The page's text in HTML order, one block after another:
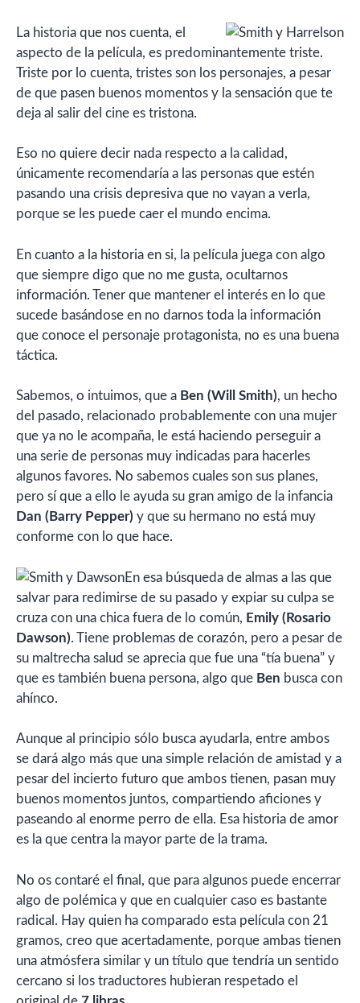
La historia que nos cuenta, el
aspecto de la película, es predominantemente triste.
Triste por lo cuenta, tristes son los personajes, a pesar
de que pasen buenos momentos y la sensación que te
deja al salir del cine es tristona.
Eso no quiere decir nada respecto a la calidad,
únicamente recomendaría a las personas que estén
pasando una crisis depresiva que no vayan a verla,
porque se les puede caer el mundo encima.
En cuanto a la historia en si, la película juega con algo
que siempre digo que no me gusta, ocultarnos
información. Tener que mantener el interés en lo que
sucede basándose en no darnos toda la información
que conoce el personaje protagonista, no es una buena
táctica.
Sabemos, o intuimos, que a Ben (Will Smith), un hecho
del pasado, relacionado probablemente con una mujer
que ya no le acompaña, le está haciendo perseguir a
una serie de personas muy indicadas para hacerles
algunos favores. No sabemos cuales son sus planes,
pero sí que a ello le ayuda su gran amigo de la infancia
Dan (Barry Pepper) y que su hermano no está muy
conforme con lo que hace.
En esa búsqueda de almas a las que
salvar para redimirse de su pasado y expiar su culpa se
cruza con una chica fuera de lo común, Emily (Rosario
Dawson). Tiene problemas de corazón, pero a pesar de
su maltrecha salud se aprecia que fue una “tía buena” y
que es también buena persona, algo que Ben busca con
ahínco.
Aunque al principio sólo busca ayudarla, entre ambos
se dará algo más que una simple relación de amistad y a
pesar del incierto futuro que ambos tienen, pasan muy
buenos momentos juntos, compartiendo aficiones y
paseando al enorme perro de ella. Esa historia de amor
es la que centra la mayor parte de la trama.
No os contaré el final, que para algunos puede encerrar
algo de polémica y que en cualquier caso es bastante
radical. Hay quien ha comparado esta película con 21
gramos, creo que acertadamente, porque ambas tienen
una atmósfera similar y un título que tendría un sentido
cercano si los traductores hubieran respetado el